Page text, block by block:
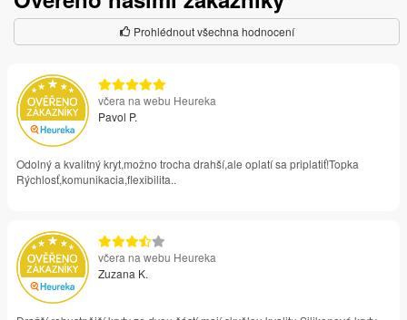
Prohlédnout všechna hodnocení
včera na webu Heureka
Pavol P.
Odolný a kvalitný kryt,možno trocha drahší,ale oplatí sa priplatiť!Topka
Rýchlosť,komunikacia,flexibilita..
včera na webu Heureka
Zuzana K.